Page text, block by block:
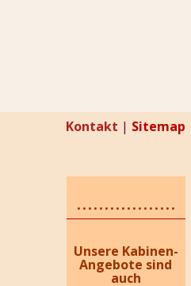
Kontakt | Sitemap
..................
Unsere Kabinen-
Angebote sind
auch